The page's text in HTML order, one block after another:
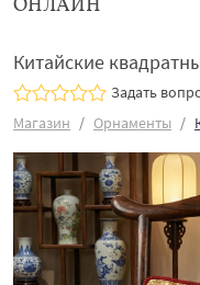
Китайские
Задать
Магазин
Орнаменты